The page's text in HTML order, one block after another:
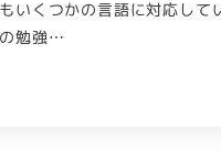
いくつかの言語に対応し
勉強…